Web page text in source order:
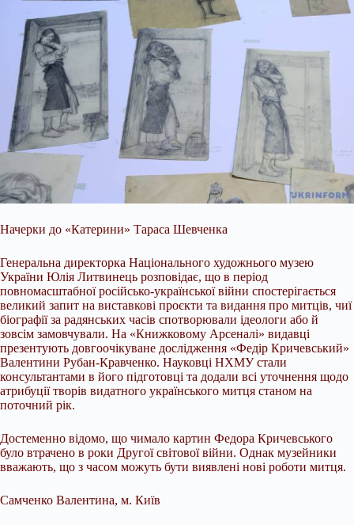
Начерки до «Катерини» Тараса Шевченка
Генеральна директорка Національного художнього музею
України Юлія Литвинець розповідає, що в період
повномасштабної російсько-української війни спостерігається
великий запит на виставкові проєкти та видання про митців, чиї
біографії за радянських часів спотворювали ідеологи або й
зовсім замовчували. На «Книжковому Арсеналі» видавці
презентують довгоочікуване дослідження «Федір Кричевський»
Валентини Рубан-Кравченко. Науковці НХМУ стали
консультантами в його підготовці та додали всі уточнення щодо
атрибуції творів видатного українського митця станом на
поточний рік.
Достеменно відомо, що чимало картин Федора Кричевського
було втрачено в роки Другої світової війни. Однак музейники
вважають, що з часом можуть бути виявлені нові роботи митця.
Самченко Валентина, м. Київ